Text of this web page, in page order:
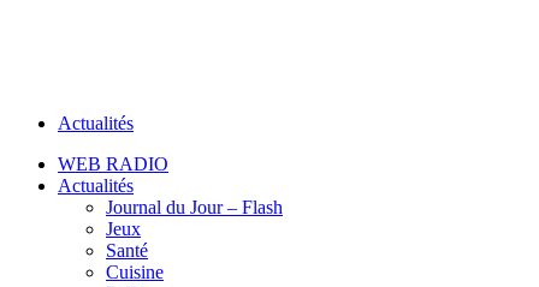
Actualités
WEB RADIO
Actualités
Journal du Jour – Flash
Jeux
Santé
Cuisine